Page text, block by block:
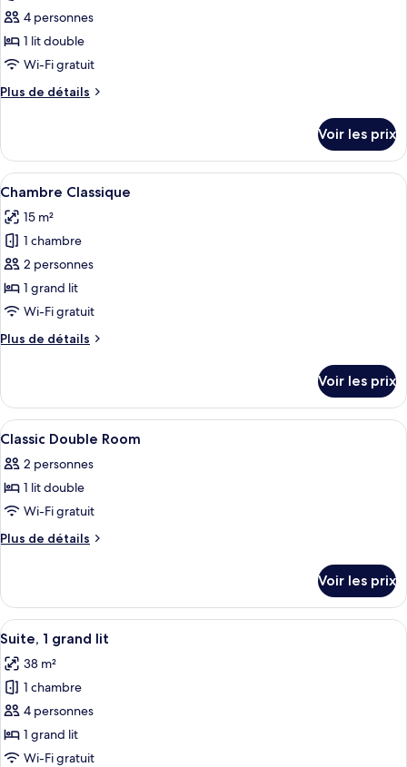
lit
double
pour
ce
type
chambre :
4 personnes
1 lit double
Wi-Fi gratuit
Plus de détails
Plus
le
type
de
Suite
Junior
Voir les prix
Afficher
toutes
les
photos
pour
ce
type
chambre :
Une chambre d’hôtel moderne
9
Chambre Classique
15 m²
1 chambre
2 personnes
1 grand lit
Wi-Fi gratuit
Plus de détails
Plus
le
type
de
Chambre
Classique
Voir les prix
Afficher
toutes
les
photos
pour
ce
chambre :
Classic
Double
Room
Surmatelas, minibar, bureau, rideaux
6
Classic Double Room
2 personnes
1 lit double
Wi-Fi gratuit
Plus de détails
Plus
le
type
de
Classic
Double
Voir les prix
Afficher
toutes
les
photos
pour
ce
type
Un lit bien fait, avec une tête de lit,
5
Suite, 1 grand lit
38 m²
1 chambre
4 personnes
1 grand lit
Wi-Fi gratuit